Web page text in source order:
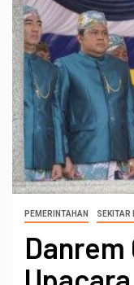
PEMERINTAHAN SEKITAR